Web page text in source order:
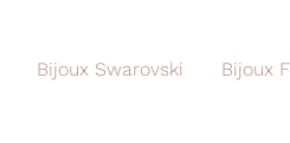
Bijoux Swarovski Bijoux